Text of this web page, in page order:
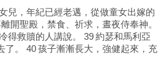
兒，年紀已經老邁，從做童女出嫁的
開聖殿，禁食、祈求，晝夜侍奉神。
得救贖的人講說。 39 約瑟和馬利亞
。 40 孩子漸漸長大，強健起來，充